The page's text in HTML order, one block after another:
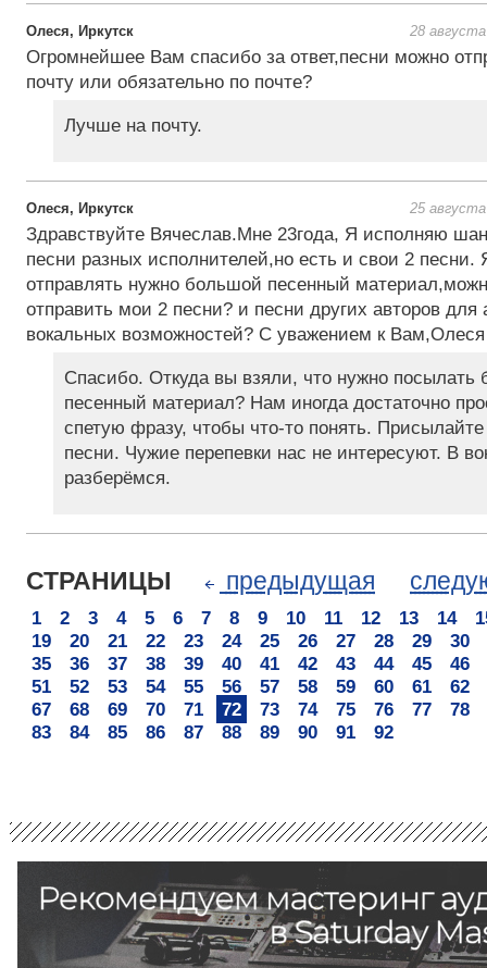
Олеся, Иркутск 28
Огромнейшее Вам спасибо за ответ,песни можно
почту или обязательно по почте?
Лучше на почту.
Олеся, Иркутск 25
Здравствуйте Вячеслав.Мне 23года, Я исполняю
песни разных исполнителей,но есть и свои 2 песни.
отправлять нужно большой песенный
отправить мои 2 песни? и песни других авторов для
вокальных возможностей? С уважением к Вам,Олеся
Спасибо. Откуда вы взяли, что нужно посылать
песенный материал? Нам иногда достаточно
спетую фразу, чтобы что-то понять.
песни. Чужие перепевки нас не интересуют. В
разберёмся.
СТРАНИЦЫ предыдущая
1 2 3 4 5 6 7 8 9 10 11 12 13 14
19
20 21 22 23 24 25 26 27 28 29
30
35
36 37 38 39 40 41 42 43 44 45
46
51
52 53 54 55 56 57 58 59 60 61
62
67
68 69 70 71 72 73 74 75 76 77
78
83
84 85 86 87 88 89 90 91 92